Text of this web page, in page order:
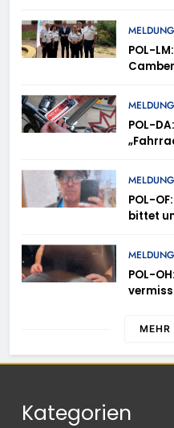
POL-
POL-
POL-
bittet
POL-
MEHR
Kategorien